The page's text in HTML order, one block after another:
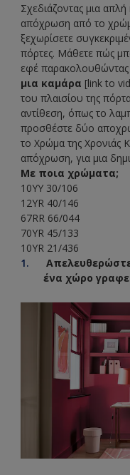
Σχεδιάζοντας μια
απόχρωση από το
ξεχωρίσετε
πόρτες. Μάθετε πώς
εφέ παρακολουθώντας
μια καμάρα [link to
του πλαισίου της
αντίθεση, όπως το
προσθέστε δύο
το Χρώμα της Χρονιάς
απόχρωση, για μια
Με ποια χρώματα;
10YY 30/106
12YR 40/146
67RR 66/044
70YR 45/133
10YR 21/436
ένα χώρο